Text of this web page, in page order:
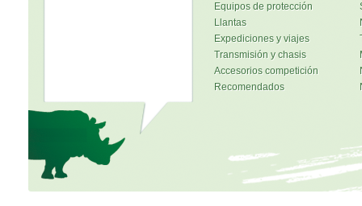
Equipos de protección
Llantas
Expediciones y viajes
Transmisión y chasis
Accesorios competición
Recomendados